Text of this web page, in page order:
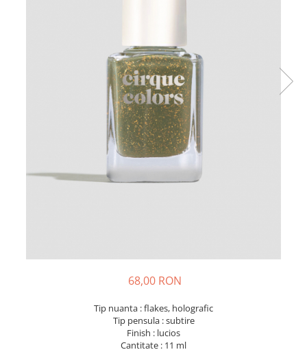
68,00 RON
Tip nuanta : flakes, holografic
Tip pensula : subtire
Finish : lucios
Cantitate : 11 ml